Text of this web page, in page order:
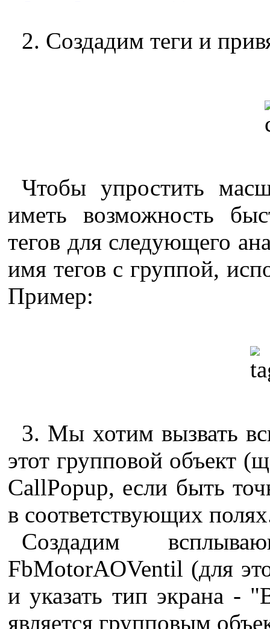
2. Создадим теги и
Чтобы упростить
иметь возможность
тегов для следующего
имя тегов с группой,
Пример:
3. Мы хотим вызвать
этот групповой объект
CallPopup, если быть
в соответствующих
Создадим
FbMotorAOVentil (для
и указать тип экрана -
является групповым